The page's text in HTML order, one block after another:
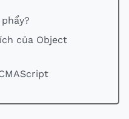
của Object